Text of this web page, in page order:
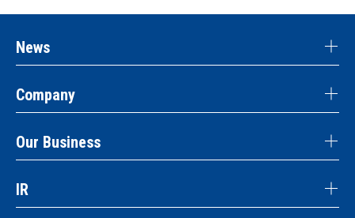
News
Company
Our Business
IR